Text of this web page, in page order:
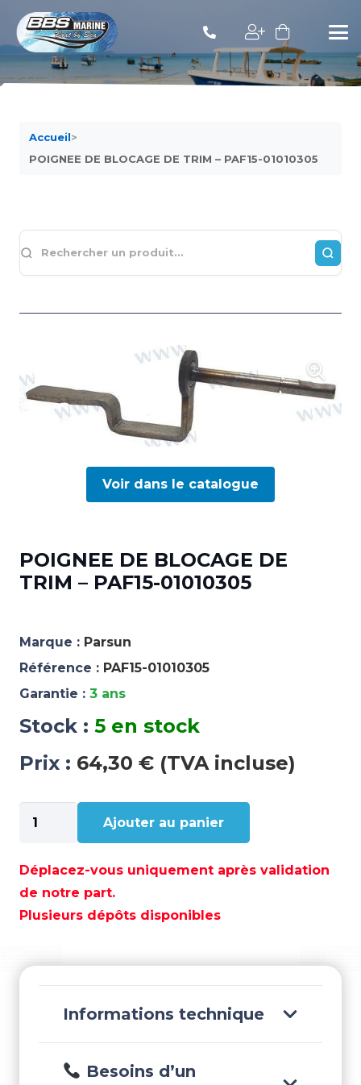
Accueil>
POIGNEE DE BLOCAGE DE TRIM – PAF15-01010305
Voir dans le catalogue
POIGNEE DE BLOCAGE DE
TRIM – PAF15-01010305
Marque : Parsun
Référence : PAF15-01010305
Garantie : 3 ans
Stock : 5 en stock
Prix : 64,30 € (TVA incluse)
quantité
de
DE
BLOCAGE
DE
PAF15-
01010305
Ajouter au panier
Déplacez-vous uniquement après validation
de notre part.
Plusieurs dépôts disponibles
Informations technique
Besoins d’un